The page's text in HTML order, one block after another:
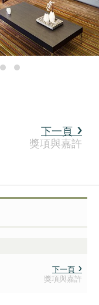
下一頁
獎項與嘉許
下一頁
獎項與嘉許